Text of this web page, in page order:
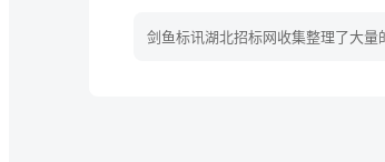
剑鱼标讯湖北招标网收集整理了大量